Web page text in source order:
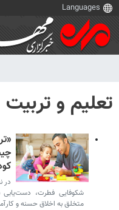
تعلیم و تربیت
در
شکوفایی فطرت، دست‌یابی
متخلق به اخلاق حسنه و